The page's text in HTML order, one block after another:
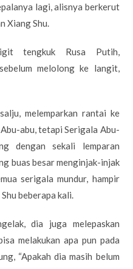
lagi, alisnya berkerut
Xiang Shu.
tengkuk Rusa Putih,
melolong ke langit,
melemparkan rantai ke
abu, tetapi Serigala Abu-
dengan sekali lemparan
buas besar menginjak-injak
serigala mundur, hampir
beberapa kali.
dia juga melepaskan
melakukan apa pun pada
“Apakah dia masih belum